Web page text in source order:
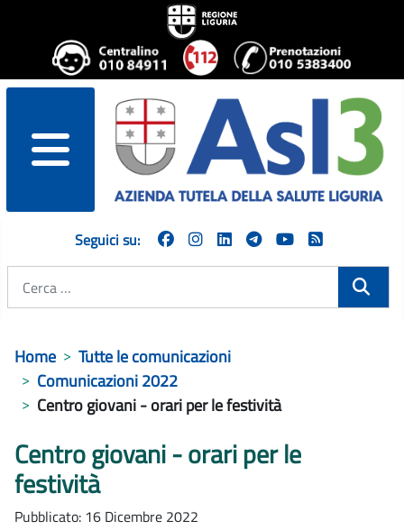
menu
Seguici su:
Home
Tutte le comunicazioni
Comunicazioni 2022
Centro giovani - orari per le festività
Centro giovani - orari per le
festività
Pubblicato: 16 Dicembre 2022